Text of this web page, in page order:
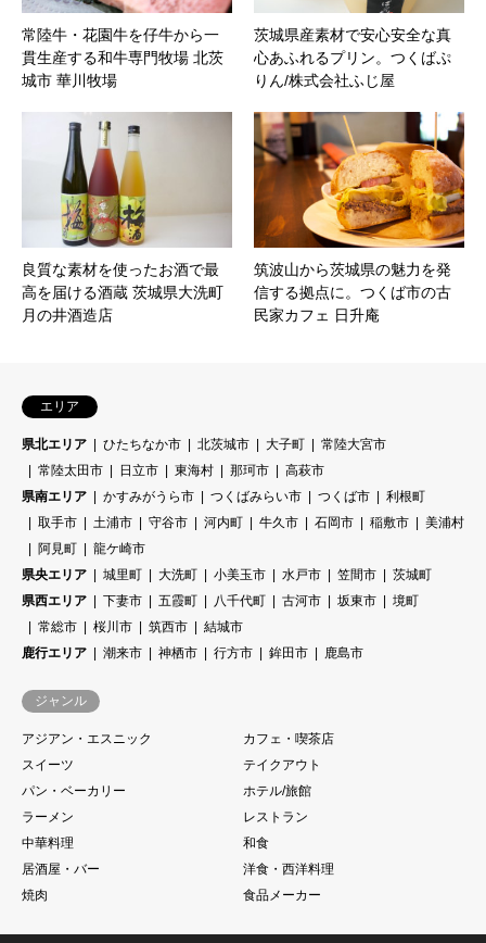
常陸牛・花園牛を仔牛から一
貫生産する和牛専門牧場 北茨
城市 華川牧場
茨城県産素材で安心安全な真
心あふれるプリン。つくばぷ
りん/株式会社ふじ屋
良質な素材を使ったお酒で最
高を届ける酒蔵 茨城県大洗町
月の井酒造店
筑波山から茨城県の魅力を発
信する拠点に。つくば市の古
民家カフェ 日升庵
エリア
県北エリア ひたちなか市 北茨城市 大子町
常陸大宮市
常陸太田市
日立市 東海村 那珂市
高萩市
県南エリア
かすみがうら市 つくばみらい市 つくば市
利根町
取手市
土浦市 守谷市 河内町 牛久市 石岡市 稲敷市
美浦村
阿見町
龍ケ崎市
県央エリア
城里町 大洗町 小美玉市 水戸市 笠間市
茨城町
県西エリア
下妻市 五霞町 八千代町 古河市 坂東市
境町
常総市
桜川市 筑西市
結城市
鹿行エリア
潮来市 神栖市 行方市 鉾田市 鹿島市
ジャンル
アジアン・エスニック
カフェ・喫茶店
スイーツ
テイクアウト
パン・ベーカリー
ホテル/旅館
ラーメン
レストラン
中華料理
和食
居酒屋・バー
洋食・西洋料理
焼肉
食品メーカー